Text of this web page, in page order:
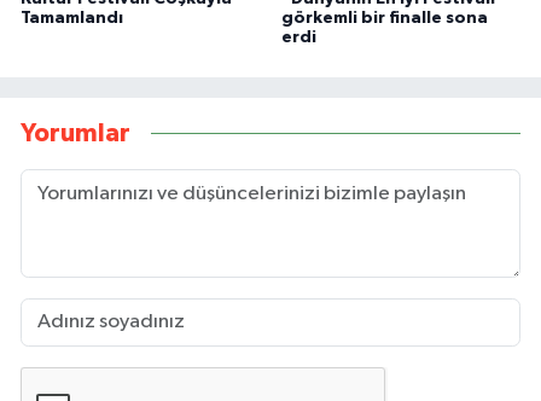
Tamamlandı
görkemli bir finalle sona
erdi
Yorumlar